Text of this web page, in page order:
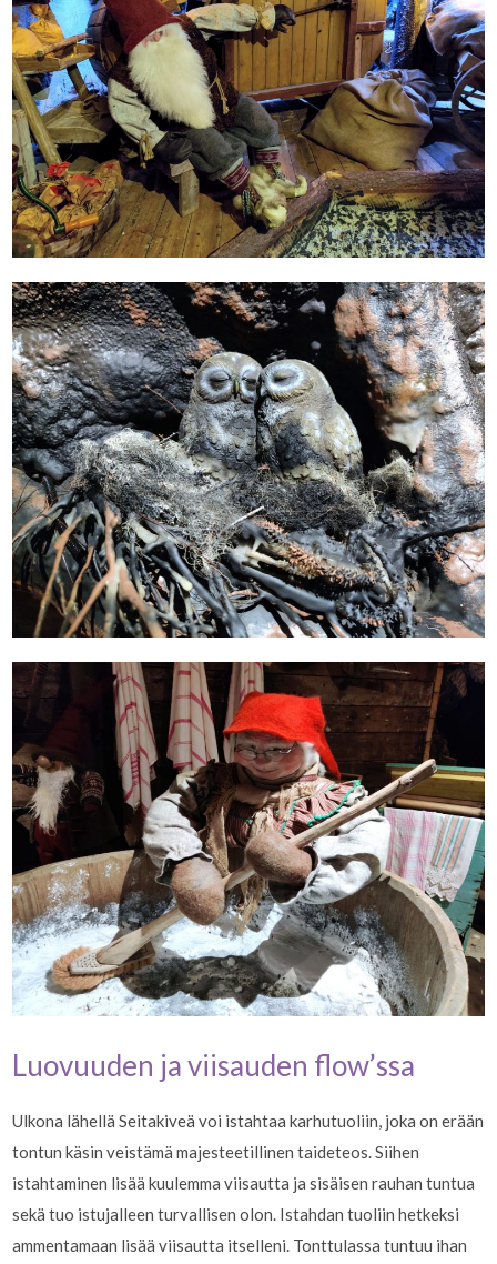
Luovuuden ja viisauden flow’ssa
Ulkona lähellä Seitakiveä voi istahtaa karhutuoliin, joka on erään
tontun käsin veistämä majesteetillinen taideteos. Siihen
istahtaminen lisää kuulemma viisautta ja sisäisen rauhan tuntua
sekä tuo istujalleen turvallisen olon. Istahdan tuoliin hetkeksi
ammentamaan lisää viisautta itselleni. Tonttulassa tuntuu ihan